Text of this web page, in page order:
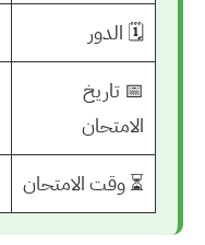
🗓️ الدور
📅 تاريخ
الامتحان
⏳ وقت الامتحان